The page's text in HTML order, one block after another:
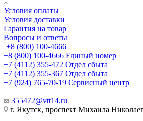
Условия оплаты
Условия доставки
Гарантия на товар
Вопросы и ответы
+8 (800) 100-4666
+8 (800) 100-4666 Единый номер
+7 (4112) 355-472 Отдел сбыта
+7 (4112) 355-367 Отдел сбыта
+7 (924) 765-70-19 Сервисный центр
355472@vtt14.ru
г. Якутск, проспект Михаила